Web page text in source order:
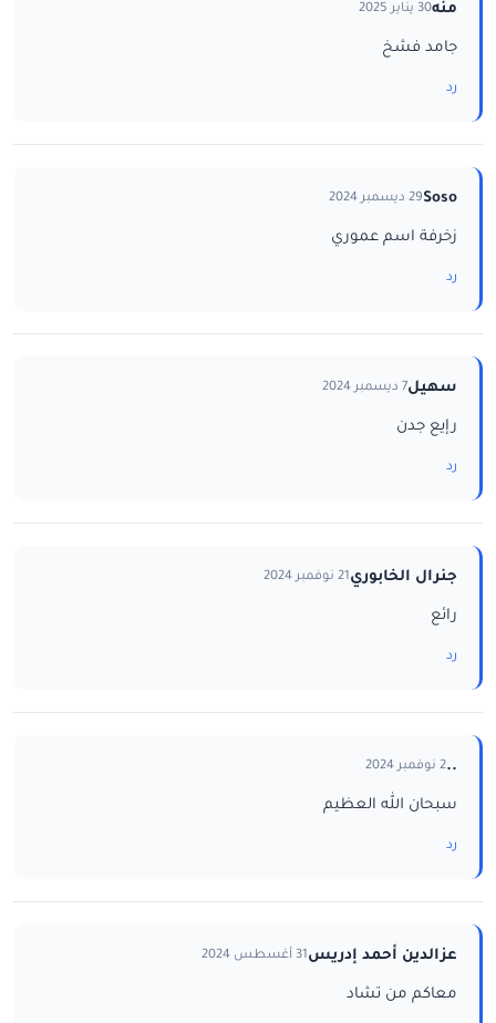
منه30 يناير 2025
جامد فشخ
رد
Soso29 ديسمبر 2024
زخرفة اسم عموري
رد
سهيل7 ديسمبر 2024
رإيع جدن
رد
جنرال الخابوري21 نوفمبر 2024
رائع
رد
..2 نوفمبر 2024
سبحان الله العظيم
رد
عزالدين أحمد إدريس31 أغسطس 2024
معاكم من تشاد